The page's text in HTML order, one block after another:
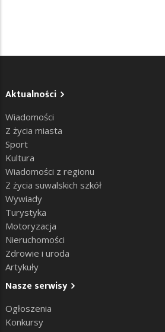
Aktualności
Wiadomości
Z życia miasta
Sport
Kultura
Wiadomości z regionu
Z życia suwalskich szkół
Wywiady
Turystyka
Motoryzacja
Nieruchomości
Zdrowie i uroda
Artykuły
Nasze serwisy
Ogłoszenia
Konkursy